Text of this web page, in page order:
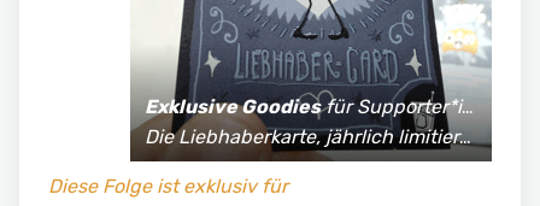
Exklusive Goodiesfür Supporter*innen:
Die Liebhaberkarte, jährlich limitierte Fan-Shirts und vieles mehr!
Diese Folge ist exklusiv für